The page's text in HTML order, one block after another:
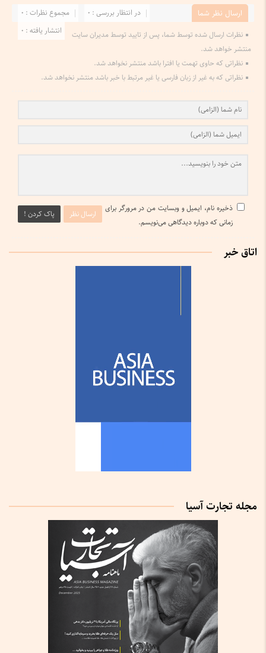
ارسال نظر شما مجموع نظرات : 0
در انتظار بررسی : 0
انتشار یافته : 0
نظرات ارسال شده توسط شما، پس از تایید توسط مدیران سایت
منتشر خواهد شد.
نظراتی که حاوی تهمت یا افترا باشد منتشر نخواهد شد.
نظراتی که به غیر از زبان فارسی یا غیر مرتبط با خبر باشد منتشر نخواهد شد.
ارسال نظر پاک کردن !
ذخیره نام، ایمیل و وبسایت من در مرورگر برای
زمانی که دوباره دیدگاهی می‌نویسم.
اتاق خبر
مجله تجارت آسیا